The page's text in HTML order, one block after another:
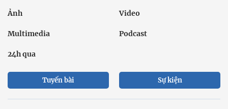
Ảnh Video
Multimedia Podcast
24h qua
Tuyến bài Sự kiện